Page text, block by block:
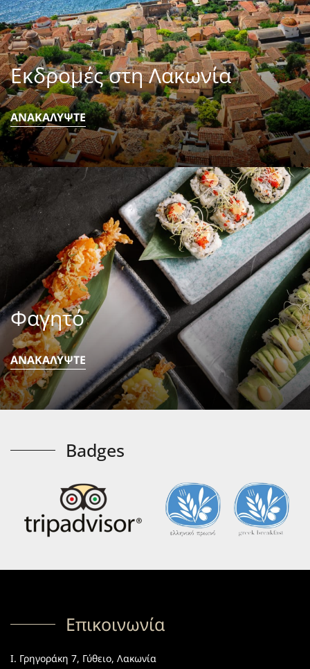
Εκδρομές στη Λακωνία
ΑΝΑΚΑΛΥΨΤΕ
Φαγητό
ΑΝΑΚΑΛΥΨΤΕ
Badges
Επικοινωνία
Ι. Γρηγοράκη 7, Γύθειο, Λακωνία